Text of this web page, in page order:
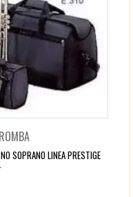
SOPRANO LINEA PRESTIGE